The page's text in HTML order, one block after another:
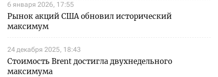
6 января 2026, 17:55
Рынок акций США обновил исторический
максимум
24 декабря 2025, 18:43
Стоимость Brent достигла двухнедельного
максимума